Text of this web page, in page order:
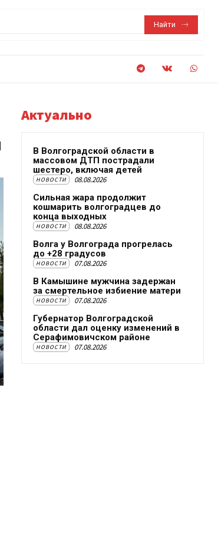
Найти
Актуально
В Волгоградской области в
массовом ДТП пострадали
шестеро, включая детей
НОВОСТИ 08.08.2026
Сильная жара продолжит
кошмарить волгоградцев до
конца выходных
НОВОСТИ 08.08.2026
Волга у Волгограда прогрелась
до +28 градусов
НОВОСТИ 07.08.2026
В Камышине мужчина задержан
за смертельное избиение матери
НОВОСТИ 07.08.2026
Губернатор Волгоградской
области дал оценку изменений в
Серафимовичском районе
НОВОСТИ 07.08.2026